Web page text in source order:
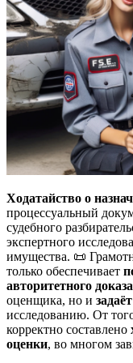
Ходатайство о
процессуальный
судебного
экспертного
имущества. 📜
только обеспечивает
авторитетного
оценщика, но и
исследованию. От
корректно составлено
оценки, во многом